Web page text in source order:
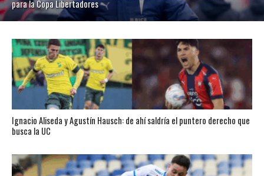
para la Copa Libertadores
Ignacio Aliseda y Agustín Hausch: de ahí saldría el puntero derecho que
busca la UC